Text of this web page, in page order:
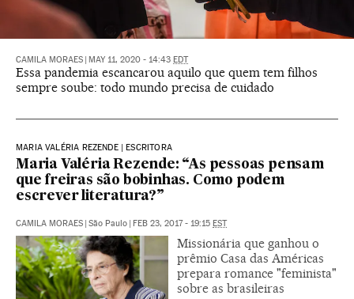
CAMILA MORAES MAY 11, 2020 - 14:43 EDT
Essa pandemia escancarou aquilo que quem tem filhos
sempre soube: todo mundo precisa de cuidado
MARIA VALÉRIA REZENDE | ESCRITORA
Maria Valéria Rezende: “As pessoas pensam
que freiras são bobinhas. Como podem
escrever literatura?”
CAMILA MORAES São Paulo FEB 23, 2017 - 19:15 EST
Missionária que ganhou o
prêmio Casa das Américas
prepara romance "feminista"
sobre as brasileiras